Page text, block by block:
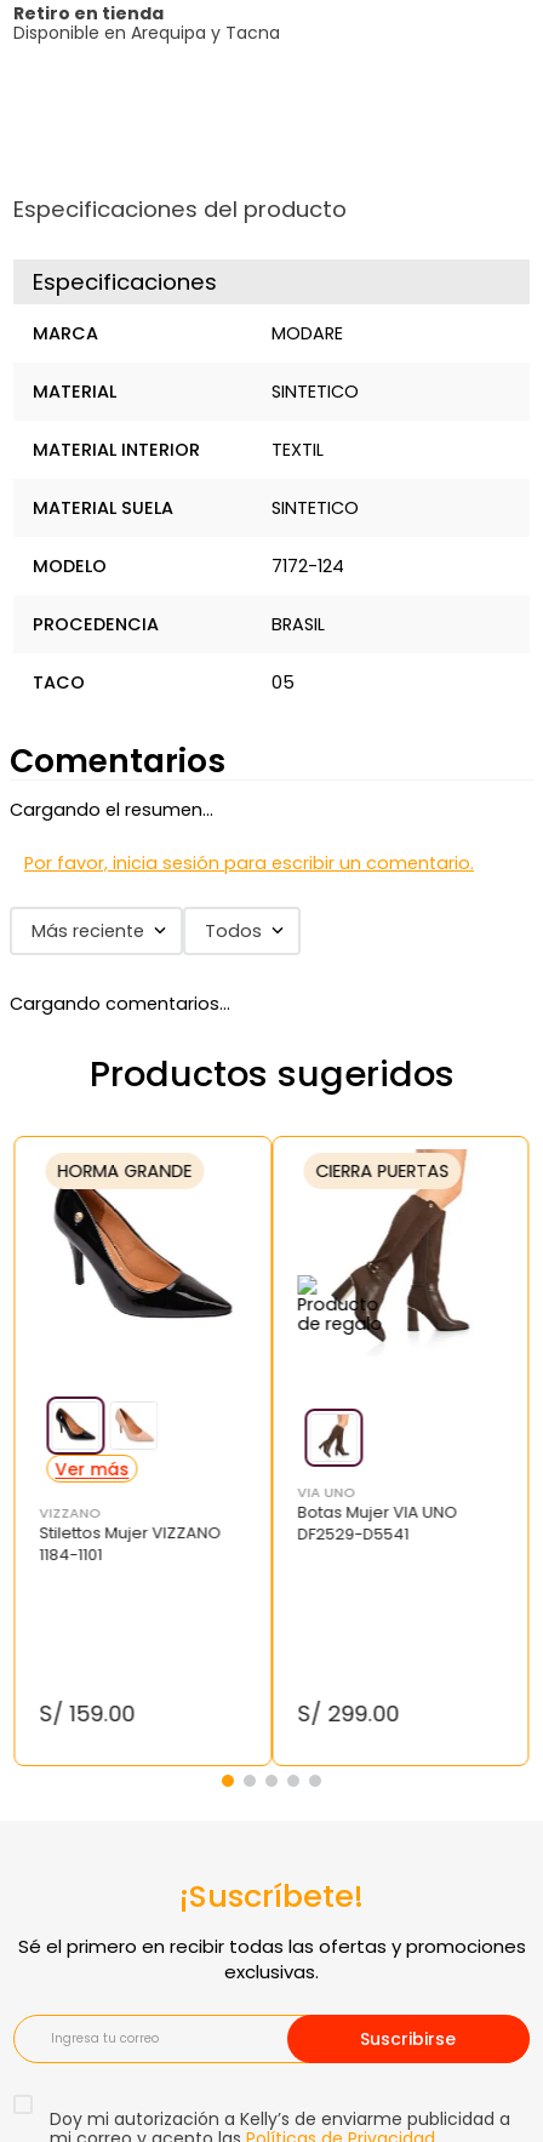
Retiro en tienda
Disponible en Arequipa y Tacna
Especificaciones del producto
Especificaciones
MARCA MODARE
MATERIAL SINTETICO
MATERIAL INTERIOR TEXTIL
MATERIAL SUELA SINTETICO
MODELO 7172-124
PROCEDENCIA BRASIL
TACO 05
Comentarios
Cargando el resumen…
Por favor, inicia sesión para escribir un comentario.
Más reciente Todos
Cargando comentarios…
Productos sugeridos
HORMA GRANDE
VIZZANO
Stilettos Mujer VIZZANO
1184-1101
S/ 159.00
CIERRA PUERTAS
VIA UNO
Botas Mujer VIA UNO
DF2529-D5541
S/ 299.00
¡Suscríbete!
Suscribirse
Doy mi autorización a Kelly’s de enviarme publicidad a